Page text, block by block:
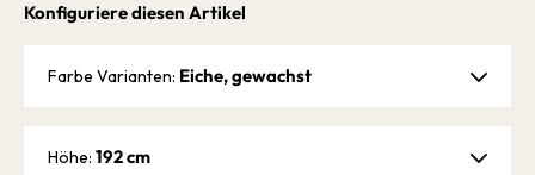
Konfiguriere diesen Artikel
Farbe Varianten: Eiche, gewachst
Höhe: 192 cm